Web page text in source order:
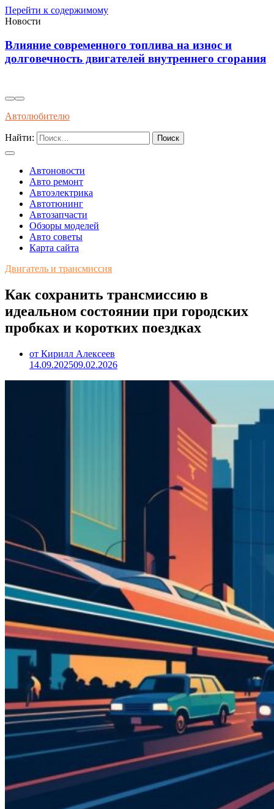
Перейти к содержимому
Новости
Диагностика износостойкости тормозных
колодок через вибрационные и температурные
Автолюбителю
Найти:
Автоновости
Авто ремонт
Автоэлектрика
Автотюнинг
Автозапчасти
Обзоры моделей
Авто советы
Карта сайта
Двигатель и трансмиссия
Как сохранить трансмиссию в
идеальном состоянии при городских
пробках и коротких поездках
от Кирилл Алексеев
14.09.202509.02.2026